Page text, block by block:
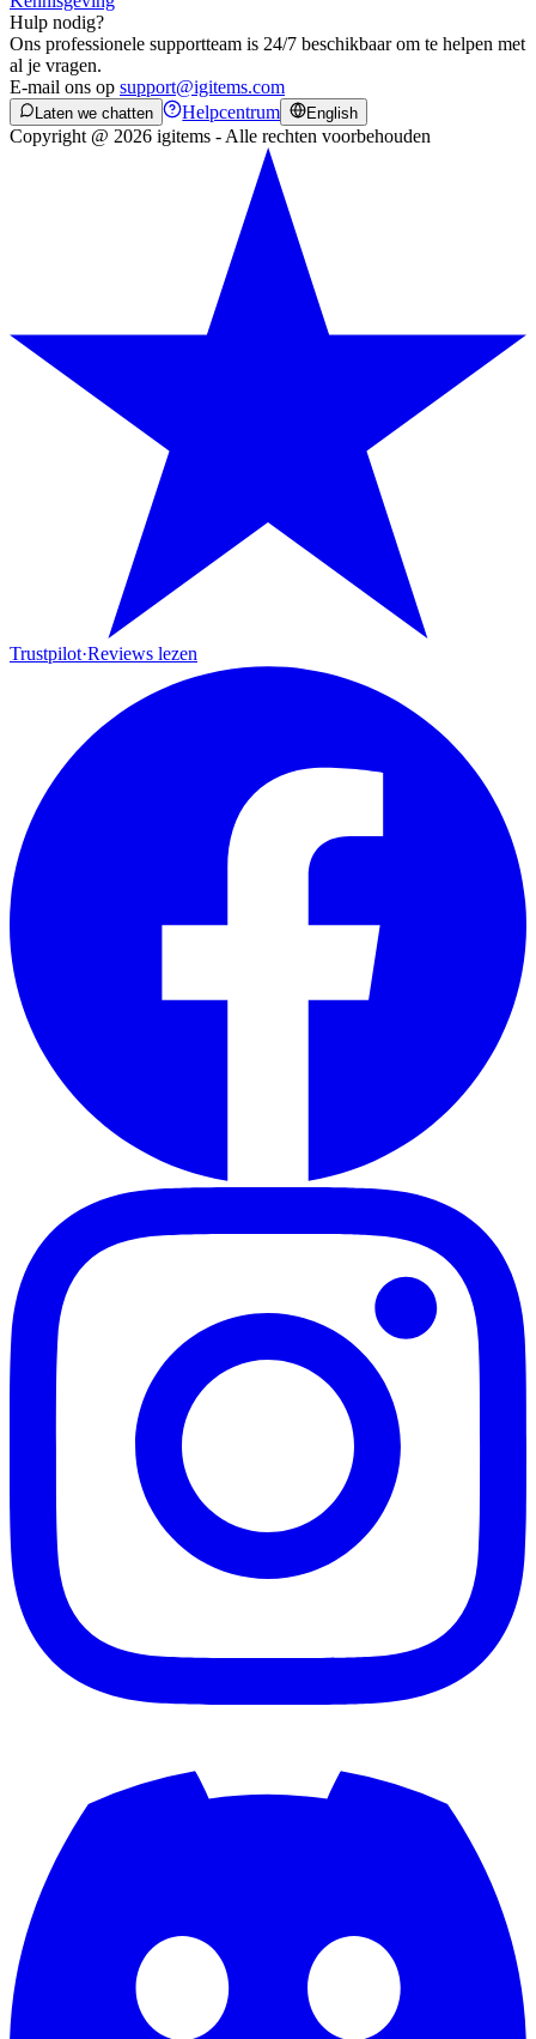
Hulp nodig?
Ons professionele supportteam is 24/7 beschikbaar om te helpen met
al je vragen.
E-mail ons op support@igitems.com
Laten we chatten Helpcentrum English
Copyright @ 2026 igitems - Alle rechten voorbehouden
Trustpilot·Reviews lezen